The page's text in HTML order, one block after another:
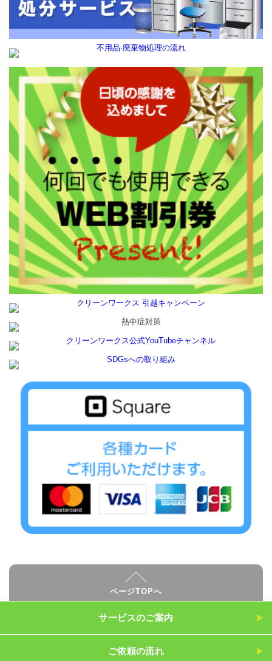
ページTOPへ
サービスのご案内
ご依頼の流れ